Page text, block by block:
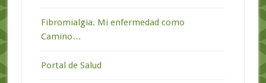
Fibromialgia. Mi enfermedad como
Camino…
Portal de Salud